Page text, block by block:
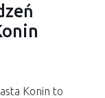
Konin to